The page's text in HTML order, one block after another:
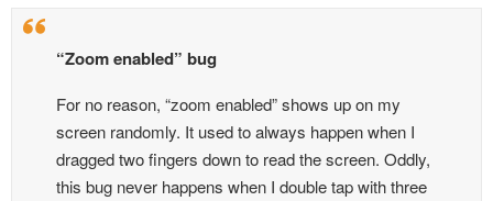
“Zoom enabled” bug
For no reason, “zoom enabled” shows up on my
screen randomly. It used to always happen when I
dragged two fingers down to read the screen. Oddly,
this bug never happens when I double tap with three